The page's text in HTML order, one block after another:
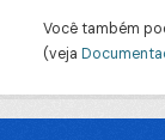
Você também
(veja